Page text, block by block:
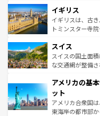
香り高いラベン
らに、パリ以外
も豊かな歴史と
を参照してほし
顔を持つこの国
ルリンの文化的
してライン川沿
は、お酒好きな人には
ドイツ情報はコ
イギリス
イギリスは、古
トミンスター寺
リアごとに異な
ティー、ビール
戦など、本場だ
ンツ一覧を参照
スイス
スイスの国土面
な交通網が整備
の建物がそのま
博物館もあり、
ことができる。
者向けの交通パ
アメリカの基
ット
アメリカ合衆国
東海岸の都市部